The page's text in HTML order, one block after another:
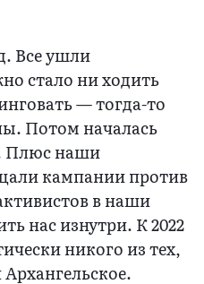
Все ушли
стало ни ходить
— тогда-то
Потом началась
Плюс наши
кампании против
в наши
нас изнутри. К 2022
никого из тех,